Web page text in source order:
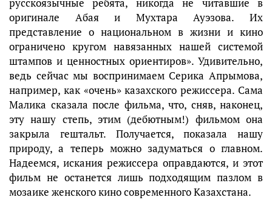
оригинале Абая и Мухтара Ауэзова. Их
представление о национальном в жизни и кино
ограничено кругом навязанных нашей системой
штампов и ценностных ориентиров». Удивительно,
ведь сейчас мы воспринимаем Серика Апрымова,
например, как «очень» казахского режиссера. Сама
Малика сказала после фильма, что, сняв, наконец,
эту нашу степь, этим (дебютным!) фильмом она
закрыла гештальт. Получается, показала нашу
природу, а теперь можно задуматься о главном.
Надеемся, искания режиссера оправдаются, и этот
фильм не останется лишь подходящим пазлом в
мозаике женского кино современного Казахстана.